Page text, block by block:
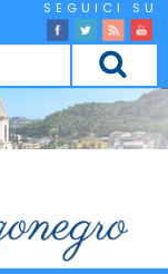
facebook
Twitter
Feed
CERCA